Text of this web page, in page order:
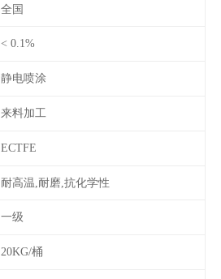
全国
< 0.1%
静电喷涂
来料加工
ECTFE
耐高温,耐磨,抗化学性
一级
20KG/桶